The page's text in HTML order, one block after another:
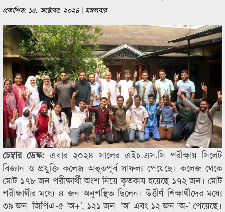
প্রকাশিত: ১৫. অক্টোবর. ২০২৪ | মঙ্গলবার
চেম্বার ডেস্ক: এবার ২০২৪ সালের এইচ.এস.সি পরীক্ষায় সিলেট
বিজ্ঞান ও প্রযুক্তি কলেজ অভূতপূর্ব সাফল্য পেয়েছে। কলেজ থেকে
মোট ১৭৮ জন পরীক্ষার্থী অংশ নিয়ে কৃতকায হয়েছে ১৭২ জন। মোট
পরীক্ষার্থীর মধ্যে ৪ জন অনুপস্থিত ছিলেন। উত্তীর্ণ শিক্ষার্থীদের মধ্যে
৩৯ জন জিপিএ-৫ ‘অ+’, ১২১ জন ‘অ’ এবং ১২ জন ‘অ-’ পেয়েছে।